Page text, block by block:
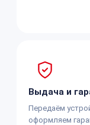
Выдача и
Передаём
оформляем